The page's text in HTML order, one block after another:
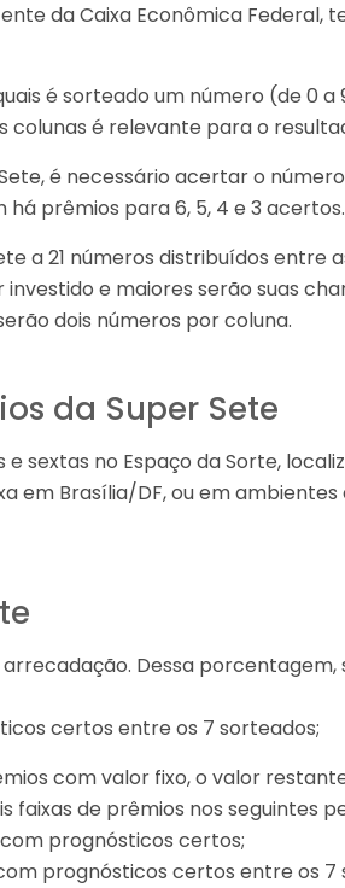
da Caixa Econômica Federal,
é sorteado um número (de 0 a
colunas é relevante para o
é necessário acertar o
prêmios para 6, 5, 4 e 3 acertos.
a 21 números distribuídos entre
e maiores serão suas
dois números por coluna.
da Super Sete
sextas no Espaço da Sorte,
em Brasília/DF, ou em
Dessa
certos entre os 7 sorteados;
com valor fixo, o valor
faixas de prêmios nos seguintes
prognósticos certos;
prognósticos certos entre os 7